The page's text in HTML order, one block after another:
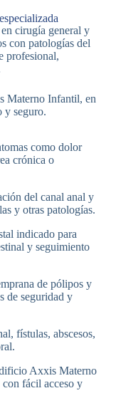
cirugía general y
con patologías del
profesional,
Materno Infantil, en
y seguro.
como dolor
crónica o
del canal anal y
y otras patologías.
indicado para
y seguimiento
de pólipos y
de seguridad y
fístulas, abscesos,
Axxis Materno
fácil acceso y